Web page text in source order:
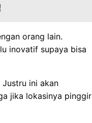
orang lain.
inovatif supaya bisa
ini akan
jika lokasinya pinggir